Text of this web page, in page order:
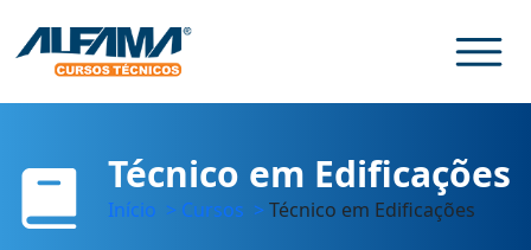
Técnico em Edificações
Início > Cursos >Técnico em Edificações